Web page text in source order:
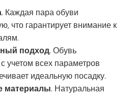
. Каждая пара обуви
что гарантирует внимание к
подход. Обувь
учетом всех параметров
идеальную посадку.
материалы. Натуральная